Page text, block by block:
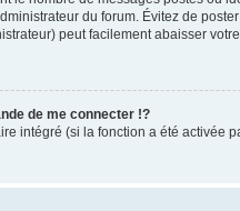
du forum. Évitez de
peut facilement abaisser
de me connecter !?
intégré (si la fonction a été